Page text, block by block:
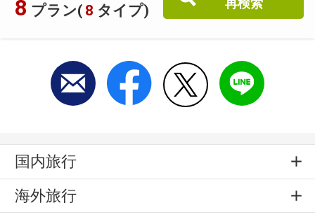
8 プラン( 8 タイプ)
再検索
国内旅行
海外旅行